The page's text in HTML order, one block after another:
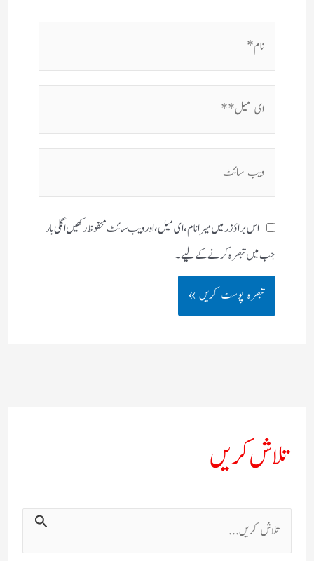
اس براؤزر میں میرا نام، ای میل، اور ویب سائٹ محفوظ رکھیں اگلی بار
جب میں تبصرہ کرنے کےلیے۔
تلاش کریں
ل